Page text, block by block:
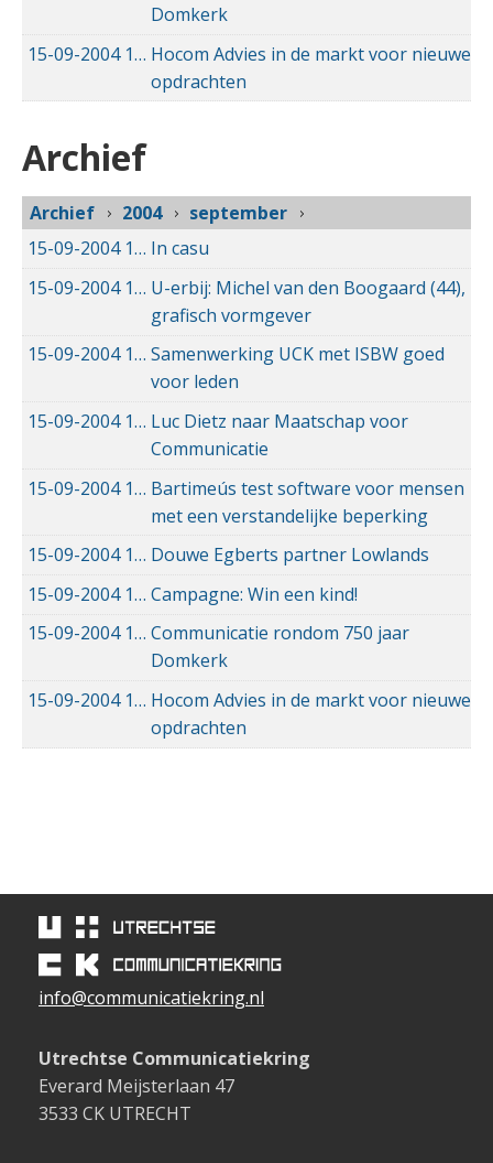
Domkerk
15-09-200415-09-2004 00:00
Hocom Advies in de markt voor nieuwe
opdrachten
Archief
Archief 2004
september
15-09-200415-09-2004 00:00
In casu
15-09-200415-09-2004 00:00
U-erbij: Michel van den Boogaard (44),
grafisch vormgever
15-09-200415-09-2004 00:00
Samenwerking UCK met ISBW goed
voor leden
15-09-200415-09-2004 00:00
Luc Dietz naar Maatschap voor
Communicatie
15-09-200415-09-2004 00:00
Bartimeús test software voor mensen
met een verstandelijke beperking
15-09-200415-09-2004 00:00
Douwe Egberts partner Lowlands
15-09-200415-09-2004 00:00
Campagne: Win een kind!
15-09-200415-09-2004 00:00
Communicatie rondom 750 jaar
Domkerk
15-09-200415-09-2004 00:00
Hocom Advies in de markt voor nieuwe
opdrachten
info@communicatiekring.nl
Utrechtse Communicatiekring
Everard Meijsterlaan 47
3533 CK UTRECHT